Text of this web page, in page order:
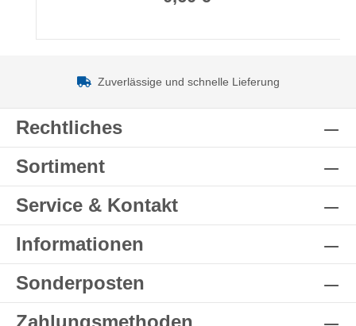
Zuverlässige und schnelle Lieferung
Rechtliches
Sortiment
Service & Kontakt
Informationen
Sonderposten